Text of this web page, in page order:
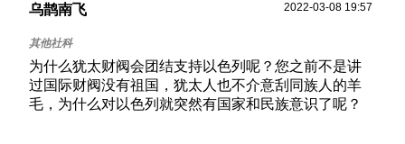
乌鹊南飞 2022-03-08 19:57
为什么犹太财阀会团结支持以色列呢？您之前不是讲
过国际财阀没有祖国，犹太人也不介意刮同族人的羊
毛，为什么对以色列就突然有国家和民族意识了呢？